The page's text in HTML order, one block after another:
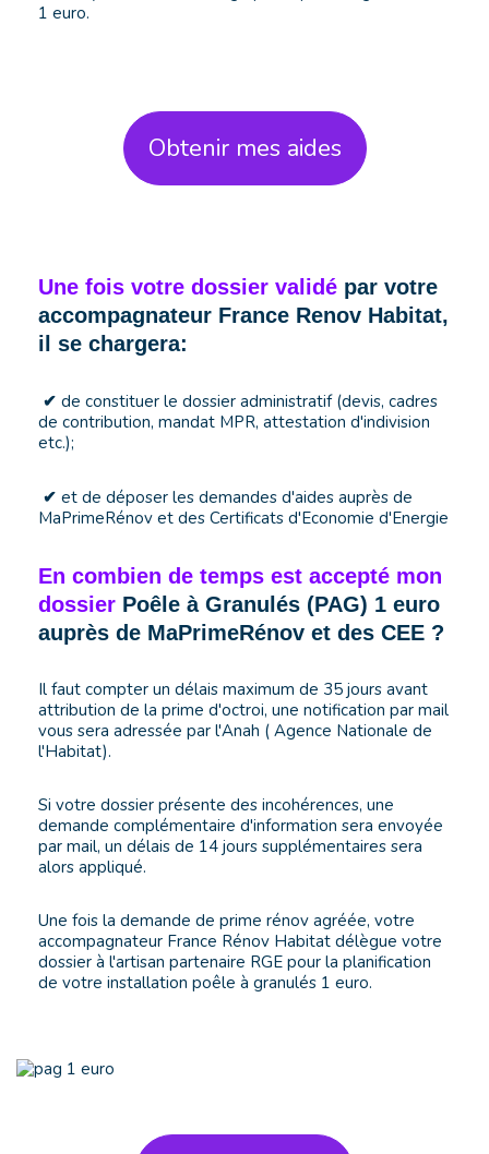
1 euro.
Obtenir mes aides
Une fois votre dossier validé par votre
accompagnateur France Renov Habitat,
il se chargera:
✔ de constituer le dossier administratif (devis, cadres
de contribution, mandat MPR, attestation d'indivision
etc.);
✔ et de déposer les demandes d'aides auprès de
MaPrimeRénov et des Certificats d'Economie d'Energie
En combien de temps est accepté mon
dossier Poêle à Granulés (PAG) 1 euro
auprès de MaPrimeRénov et des CEE ?
Il faut compter un délais maximum de 35 jours avant
attribution de la prime d'octroi, une notification par mail
vous sera adressée par l'Anah ( Agence Nationale de
l'Habitat).
Si votre dossier présente des incohérences, une
demande complémentaire d'information sera envoyée
par mail, un délais de 14 jours supplémentaires sera
alors appliqué.
Une fois la demande de prime rénov agréée, votre
accompagnateur France Rénov Habitat délègue votre
dossier à l'artisan partenaire RGE pour la planification
de votre installation poêle à granulés 1 euro.